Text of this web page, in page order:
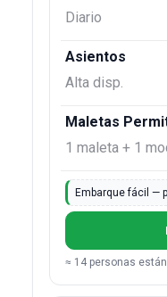
Diario
Alta disp.
1 maleta + 1
Embarque fácil —
≈ 14 personas